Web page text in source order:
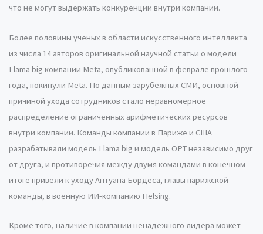
что не могут выдержать конкуренции внутри компании.
Более половины ученых в области искусственного интеллекта
из числа 14 авторов оригинальной научной статьи о модели
Llama big компании Meta, опубликованной в феврале прошлого
года, покинули Meta. По данным зарубежных СМИ, основной
причиной ухода сотрудников стало неравномерное
распределение ограниченных арифметических ресурсов
внутри компании. Команды компании в Париже и США
разрабатывали модель Llama big и модель OPT независимо друг
от друга, и противоречия между двумя командами в конечном
итоге привели к уходу Антуана Бордеса, главы парижской
команды, в военную ИИ-компанию Helsing.
Кроме того, наличие в компании ненадежного лидера может